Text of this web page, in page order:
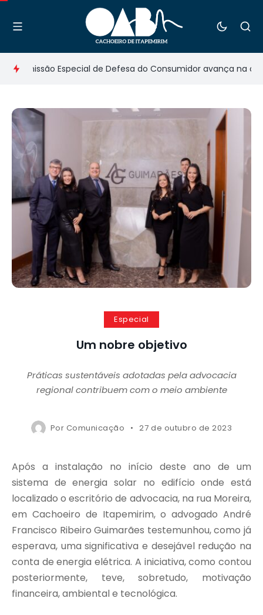
Especial de Defesa do Consumidor avança na
Especial
Um nobre objetivo
Práticas sustentáveis adotadas pela advocacia
regional contribuem com o meio ambiente
Por Comunicação 27 de outubro de 2023
Após a instalação no início deste ano de um
sistema de energia solar no edifício onde está
localizado o escritório de advocacia, na rua Moreira,
em Cachoeiro de Itapemirim, o advogado André
Francisco Ribeiro Guimarães testemunhou, como já
esperava, uma significativa e desejável redução na
conta de energia elétrica. A iniciativa, como contou
posteriormente, teve, sobretudo, motivação
financeira, ambiental e tecnológica.